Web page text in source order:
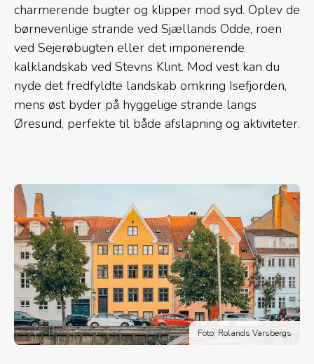
charmerende bugter og klipper mod syd. Oplev de
børnevenlige strande ved Sjællands Odde, roen
ved Sejerøbugten eller det imponerende
kalklandskab ved Stevns Klint. Mod vest kan du
nyde det fredfyldte landskab omkring Isefjorden,
mens øst byder på hyggelige strande langs
Øresund, perfekte til både afslapning og aktiviteter.
Foto: Rolands Varsbergs